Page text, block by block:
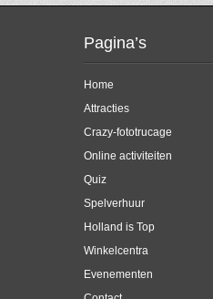
Pagina’s
Home
Attracties
Crazy-fototrucage
Online activiteiten
Quiz
Spelverhuur
Holland is Top
Winkelcentra
Evenementen